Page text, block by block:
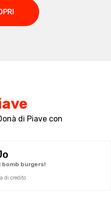
di Piave con
bomb burgers!
di credito